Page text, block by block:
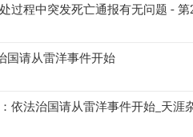
过程中突发死亡通报有无问题 -
国请从雷洋事件开始
依法治国请从雷洋事件开始_天涯